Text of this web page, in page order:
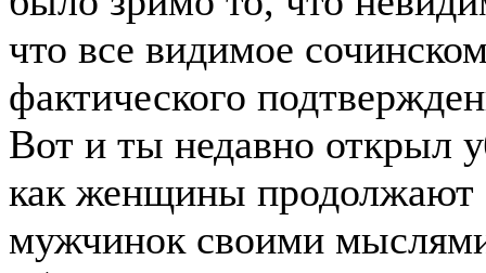
что все видимое
фактического
Вот и ты недавно открыл
как женщины продолжают
мужчинок своими